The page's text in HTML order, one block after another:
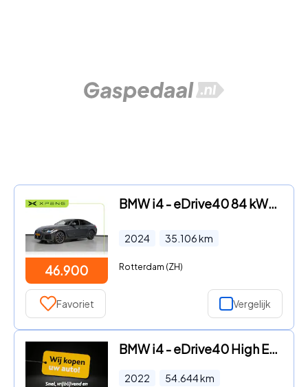
46.900
BMW i4 - eDrive40 84 kWh M-Sport | Harman Kardon
2024 35.106km
Rotterdam (ZH)
Favoriet Vergelijk
BMW i4 - eDrive40 High Executive 84 kWh AUTOMAAT | APPLE CARPLAY | NA
2022 54.644km